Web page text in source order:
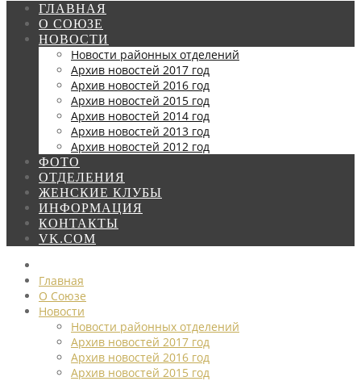
ГЛАВНАЯ
О СОЮЗЕ
НОВОСТИ
Новости районных отделений
Архив новостей 2017 год
Архив новостей 2016 год
Архив новостей 2015 год
Архив новостей 2014 год
Архив новостей 2013 год
Архив новостей 2012 год
ФОТО
ОТДЕЛЕНИЯ
ЖЕНСКИЕ КЛУБЫ
ИНФОРМАЦИЯ
КОНТАКТЫ
VK.COM
Главная
О Союзе
Новости
Новости районных отделений
Архив новостей 2017 год
Архив новостей 2016 год
Архив новостей 2015 год